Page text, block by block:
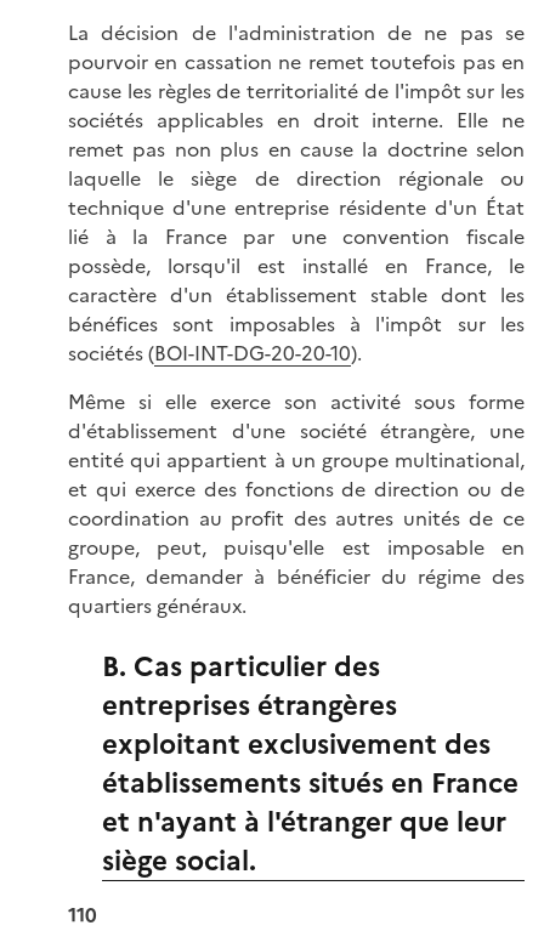
La décision de l'administration de ne pas se
pourvoir en cassation ne remet toutefois pas en
cause les règles de territorialité de l'impôt sur les
sociétés applicables en droit interne. Elle ne
remet pas non plus en cause la doctrine selon
laquelle le siège de direction régionale ou
technique d'une entreprise résidente d'un État
lié à la France par une convention fiscale
possède, lorsqu'il est installé en France, le
caractère d'un établissement stable dont les
bénéfices sont imposables à l'impôt sur les
sociétés (BOI-INT-DG-20-20-10).
Même si elle exerce son activité sous forme
d'établissement d'une société étrangère, une
entité qui appartient à un groupe multinational,
et qui exerce des fonctions de direction ou de
coordination au profit des autres unités de ce
groupe, peut, puisqu'elle est imposable en
France, demander à bénéficier du régime des
quartiers généraux.
B. Cas particulier des
entreprises étrangères
exploitant exclusivement des
établissements situés en France
et n'ayant à l'étranger que leur
siège social.
110